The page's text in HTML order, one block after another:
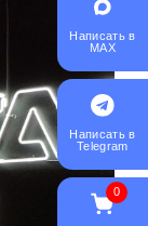
Написать в
MAX
Написать в
Telegram
0